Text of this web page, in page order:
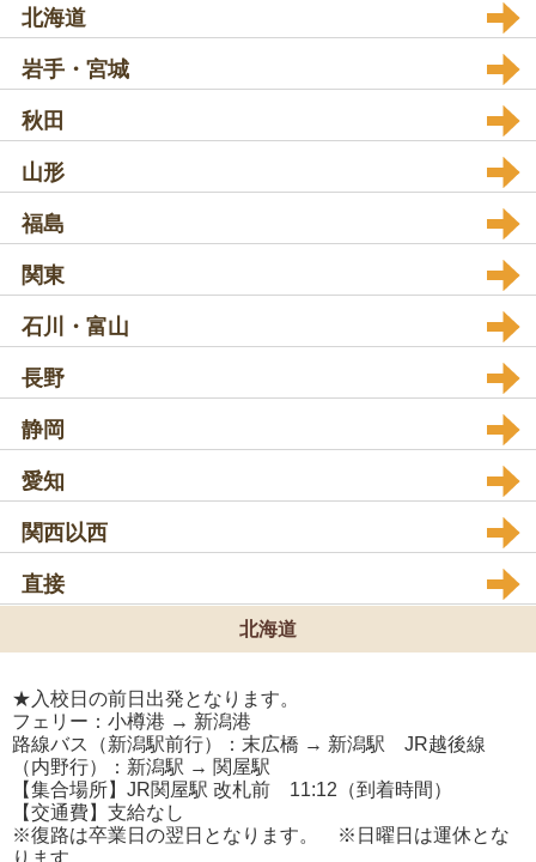
北海道
岩手・宮城
秋田
山形
福島
関東
石川・富山
長野
静岡
愛知
関西以西
直接
北海道
★入校日の前日出発となります。
フェリー：小樽港 → 新潟港
路線バス（新潟駅前行）：末広橋 → 新潟駅 JR越後線
（内野行）：新潟駅 → 関屋駅
【集合場所】JR関屋駅 改札前 11:12（到着時間）
【交通費】支給なし
※復路は卒業日の翌日となります。 ※日曜日は運休とな
ります。